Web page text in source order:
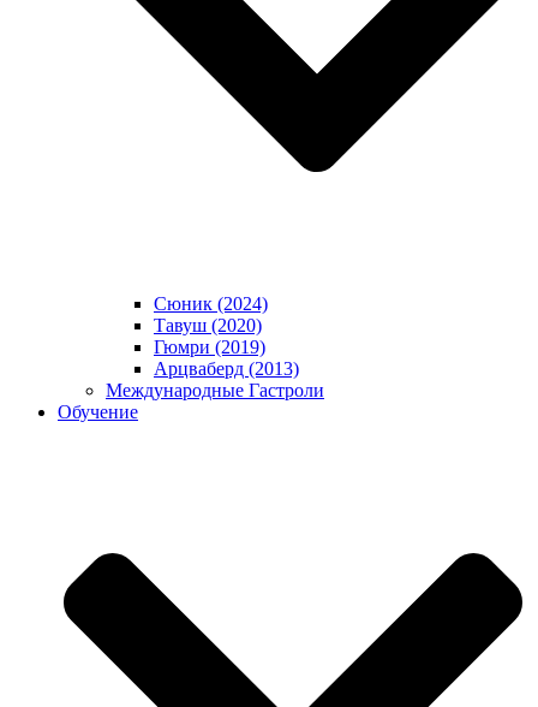
Сюник (2024)
Тавуш (2020)
Гюмри (2019)
Арцваберд (2013)
Международные Гастроли
Обучение